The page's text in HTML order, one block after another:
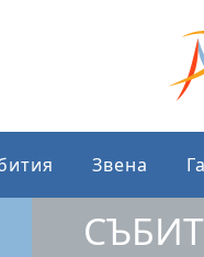
Звена